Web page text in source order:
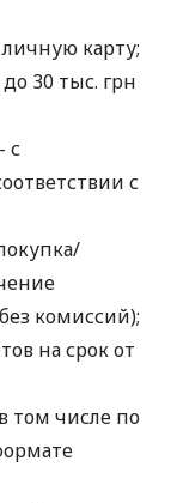
карту;
30 тыс. грн
с
с
комиссий);
на срок от
том числе по